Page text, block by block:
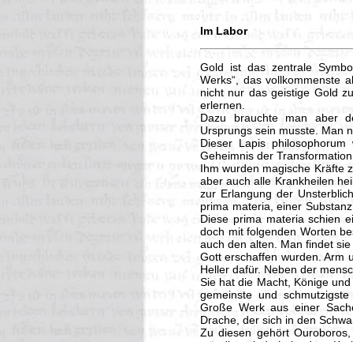
Im Labor
Gold ist das zentrale
Werks“, das vollkommenste
nicht nur das geistige Gold
erlernen.
Dazu brauchte man aber
Ursprungs sein musste. Man
Dieser Lapis
Geheimnis der
Ihm wurden magische Kräfte
aber auch alle Krankheilen
zur Erlangung der
prima materia, einer
Diese prima materia schien
doch mit folgenden Worten
auch den alten. Man findet
Gott erschaffen wurden. Arm
Heller dafür. Neben der
Sie hat die Macht, Könige
gemeinste und
Große Werk aus einer
Drache, der sich in den
Zu diesen gehört